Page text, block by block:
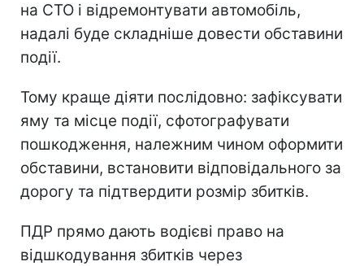
на СТО і відремонтувати автомобіль,
надалі буде складніше довести обставини
події.
Тому краще діяти послідовно: зафіксувати
яму та місце події, сфотографувати
пошкодження, належним чином оформити
обставини, встановити відповідального за
дорогу та підтвердити розмір збитків.
ПДР прямо дають водієві право на
відшкодування збитків через